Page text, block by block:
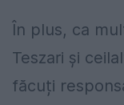
În plus, ca
Teszari și
făcuți